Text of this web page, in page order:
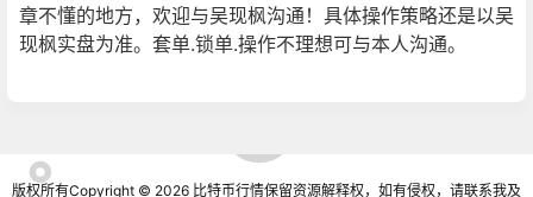
章不懂的地方，欢迎与吴现枫沟通！具体操作策略还是以吴
现枫实盘为准。套单.锁单.操作不理想可与本人沟通。
版权所有Copyright © 2026 比特币行情保留资源解释权，如有侵权，请联系我及